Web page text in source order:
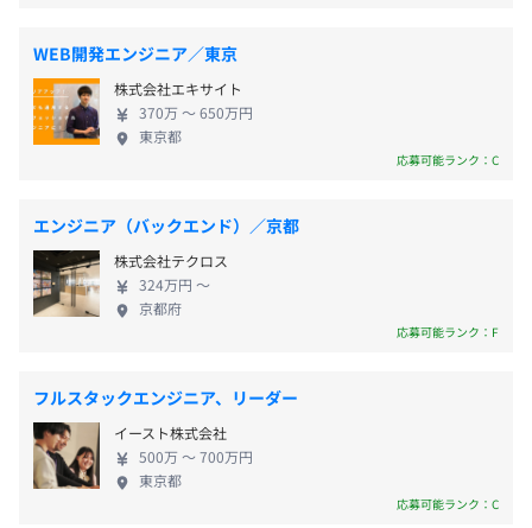
・製造業向けCRM（顧客管理システム）の開発（システ
ム企画、要件定義、設計、実装、テスト、運用）
・不動産業界向けCRM（顧客管理）+MA（マーケティング
オートメーション）システムの受託開発（ヒアリング、要
義、設計）
・グループウェアの受託開発（ヒアリング、要件定義、設
計、実装、テスト、運用）
・課金型クラウドCRMサービスの開発／運営
・会員向けポータルサービスの開発／運用保守
・kintoneのカスタマイズアプリ受託開発
その他業務システム
・配送業向け業務支援システムの受託開発(システム企
画、要件定義、設計、実装、テスト、運用）
・健康保険※全国健康保険協会（協会けんぽ）加入
・労災保険
3カ月
WEB開発エンジニア／東京
株式会社エキサイト
370万 〜 650万円
東京都
応募可能ランク：C
エンジニア（バックエンド）／京都
株式会社テクロス
324万円 〜
京都府
応募可能ランク：F
フルスタックエンジニア、リーダー
イースト株式会社
500万 〜 700万円
東京都
応募可能ランク：C